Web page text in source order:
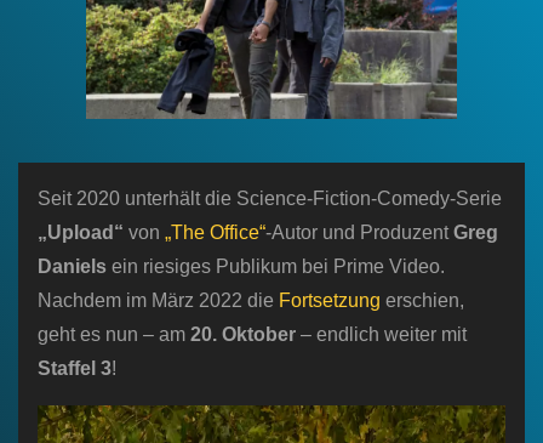
Seit 2020 unterhält die Science-Fiction-Comedy-Serie
„Upload“ von „The Office“-Autor und Produzent Greg
Daniels ein riesiges Publikum bei Prime Video.
Nachdem im März 2022 die Fortsetzung erschien,
geht es nun – am 20. Oktober – endlich weiter mit
Staffel 3!